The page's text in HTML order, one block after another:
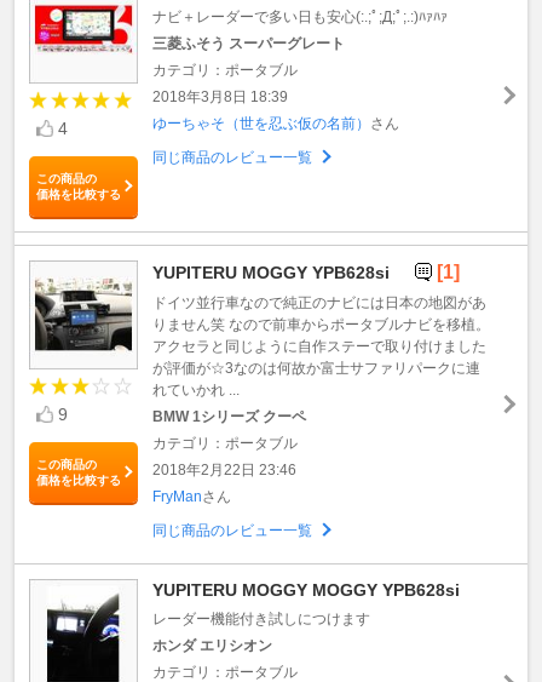
4
この商品の
価格を比較する
ナビ＋レーダーで多い日も安心(:.;ﾟ;Д;ﾟ;.:)ﾊｧﾊｧ
三菱ふそう スーパーグレート
カテゴリ：ポータブル
2018年3月8日 18:39
ゆーちゃそ（世を忍ぶ仮の名前） さん
同じ商品のレビュー一覧
9
この商品の
価格を比較する
YUPITERU MOGGY YPB628si [1]
ドイツ並行車なので純正のナビには日本の地図があ
りません笑 なので前車からポータブルナビを移植。
アクセラと同じように自作ステーで取り付けました
が評価が☆3なのは何故か富士サファリパークに連
れていかれ ...
BMW 1シリーズ クーペ
カテゴリ：ポータブル
2018年2月22日 23:46
FryManさん
同じ商品のレビュー一覧
YUPITERU MOGGY MOGGY YPB628si
レーダー機能付き試しにつけます
ホンダ エリシオン
カテゴリ：ポータブル